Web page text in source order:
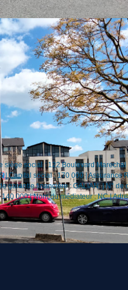
siège social : 122 Boulevard
| Capital social : 170 000 | Assurance
garantie financière : GALIAN. | N° de
000 | Nom du médiateur : NC |